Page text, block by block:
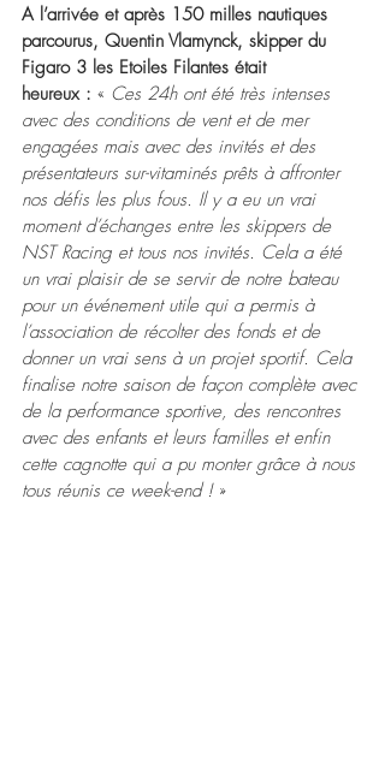
A l’arrivée et après 150 milles nautiques
parcourus, Quentin Vlamynck, skipper du
Figaro 3 les Etoiles Filantes était
heureux : « Ces 24h ont été très intenses
avec des conditions de vent et de mer
engagées mais avec des invités et des
présentateurs sur-vitaminés prêts à affronter
nos défis les plus fous. Il y a eu un vrai
moment d’échanges entre les skippers de
NST Racing et tous nos invités. Cela a été
un vrai plaisir de se servir de notre bateau
pour un événement utile qui a permis à
l’association de récolter des fonds et de
donner un vrai sens à un projet sportif. Cela
finalise notre saison de façon complète avec
de la performance sportive, des rencontres
avec des enfants et leurs familles et enfin
cette cagnotte qui a pu monter grâce à nous
tous réunis ce week-end ! »